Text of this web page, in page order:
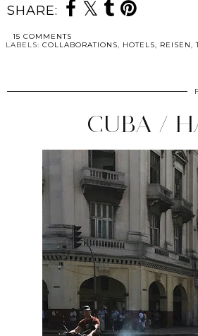
SHARE:
15 COMMENTS
LABELS: COLLABORATIONS HOTELS REISEN ,
CUBA /